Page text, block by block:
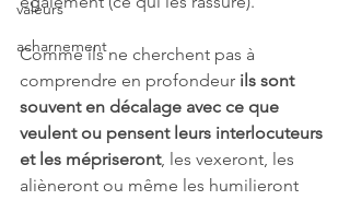
valeurs
acharnement
Comme ils ne cherchent pas à
comprendre en profondeur ils sont
souvent en décalage avec ce que
veulent ou pensent leurs interlocuteurs
et les mépriseront, les vexeront, les
alièneront ou même les humilieront